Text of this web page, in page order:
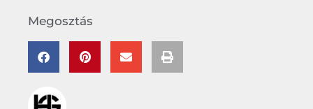
Megosztás